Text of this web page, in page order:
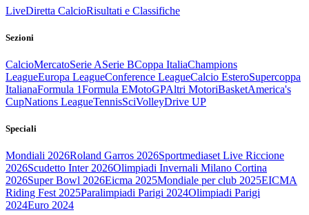
LiveDiretta CalcioRisultati e Classifiche
Sezioni
CalcioMercatoSerie ASerie BCoppa ItaliaChampions
LeagueEuropa LeagueConference LeagueCalcio EsteroSupercoppa
ItalianaFormula 1Formula EMotoGPAltri MotoriBasketAmerica's
CupNations LeagueTennisSciVolleyDrive UP
Speciali
Mondiali 2026Roland Garros 2026Sportmediaset Live Riccione
2026Scudetto Inter 2026Olimpiadi Invernali Milano Cortina
2026Super Bowl 2026Eicma 2025Mondiale per club 2025EICMA
Riding Fest 2025Paralimpiadi Parigi 2024Olimpiadi Parigi
2024Euro 2024